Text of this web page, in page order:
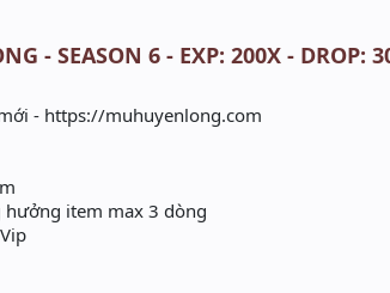
- SEASON 6 - EXP: 200X - DROP:
- https://muhuyenlong.com
hưởng item max 3 dòng